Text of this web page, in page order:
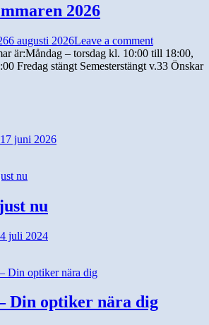
2026
6 augusti 2026Leave a comment
är:Måndag – torsdag kl. 10:00 till 18:00,
Fredag stängt Semesterstängt v.33 Önskar
17 juni 2026
nu
4 juli 2024
Din optiker nära dig